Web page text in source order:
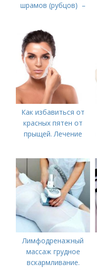
шрамов (рубцов) –
Как избавиться от
красных пятен от
прыщей. Лечение
Лимфодренажный
массаж грудное
вскармливание.